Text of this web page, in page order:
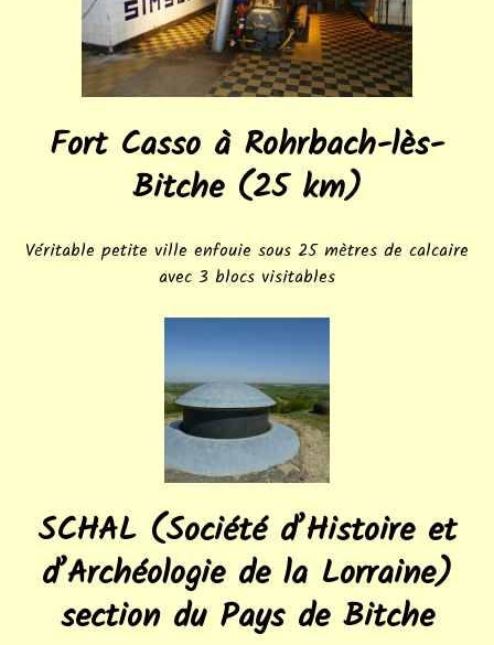
Fort Casso à Rohrbach-lès-
Bitche (25 km)
Véritable petite ville enfouie sous 25 mètres de calcaire
avec 3 blocs visitables
SCHAL (Société d’Histoire et
d’Archéologie de la Lorraine)
section du Pays de Bitche